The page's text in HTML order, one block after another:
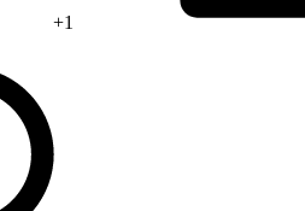
+1